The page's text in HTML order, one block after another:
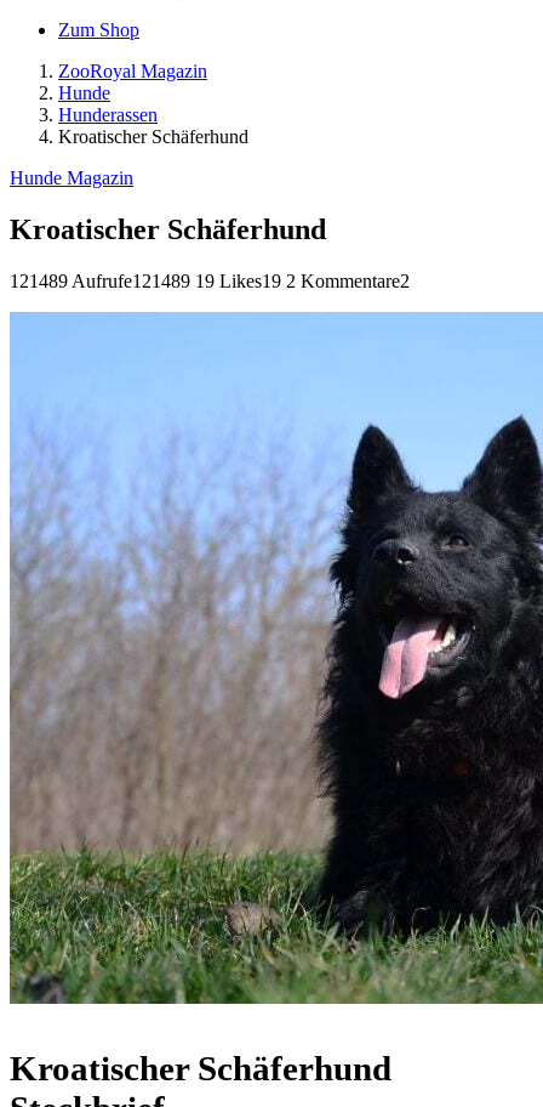
Zum Shop
ZooRoyal Magazin
Hunde
Hunderassen
Kroatischer Schäferhund
Hunde Magazin
Kroatischer Schäferhund
121489 Aufrufe121489 19 Likes19 2 Kommentare2
Kroatischer Schäferhund